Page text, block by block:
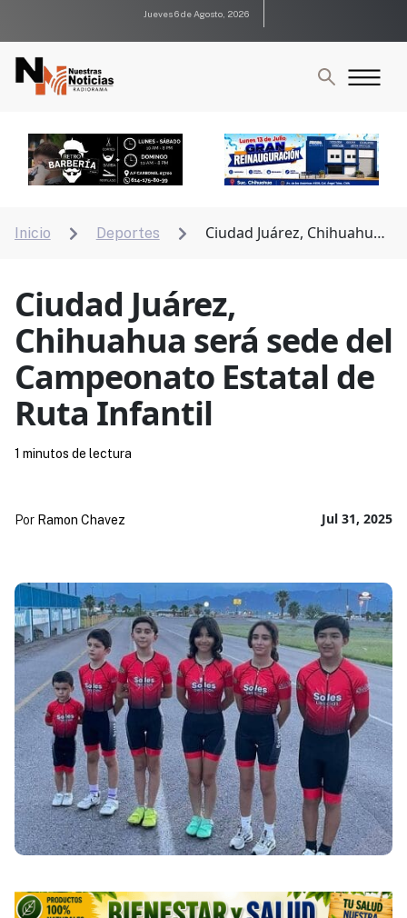
Jueves 6 de Agosto, 2026
Inicio  Deportes 
Ciudad Juárez, Chihuahua
Ciudad Juárez,
Chihuahua será sede del
Campeonato Estatal de
Ruta Infantil
Jul 31, 2025
Por Ramon Chavez
1 minutos de lectura